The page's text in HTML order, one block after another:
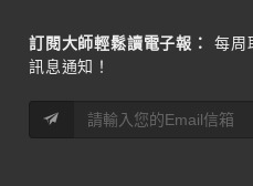
訂閱大師輕鬆讀電子報：
每周
訊息通知！